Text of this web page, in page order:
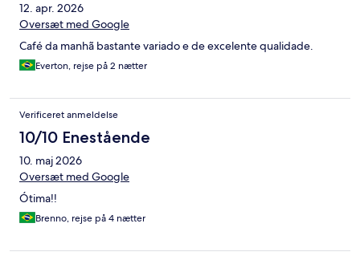
12. apr. 2026
Oversæt med Google
Café da manhã bastante variado e de excelente qualidade.
Everton, rejse på 2 nætter
Verificeret anmeldelse
10/10 Enestående
10. maj 2026
Oversæt med Google
Ótima!!
Brenno, rejse på 4 nætter